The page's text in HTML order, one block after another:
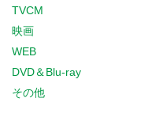
TVCM
映画
WEB
DVD＆Blu-ray
その他